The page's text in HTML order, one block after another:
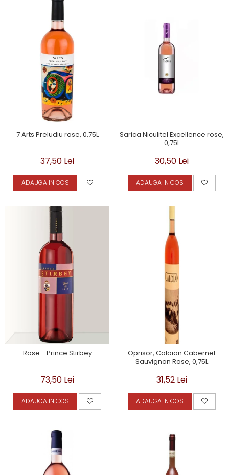
7 Arts Preludiu rose, 0,75L
37,50 Lei
ADAUGA IN COS
Sarica Niculitel Excellence rose,
0,75L
30,50 Lei
ADAUGA IN COS
Rose - Prince Stirbey
73,50 Lei
ADAUGA IN COS
Oprisor, Caloian Cabernet
Sauvignon Rose, 0,75L
31,52 Lei
ADAUGA IN COS